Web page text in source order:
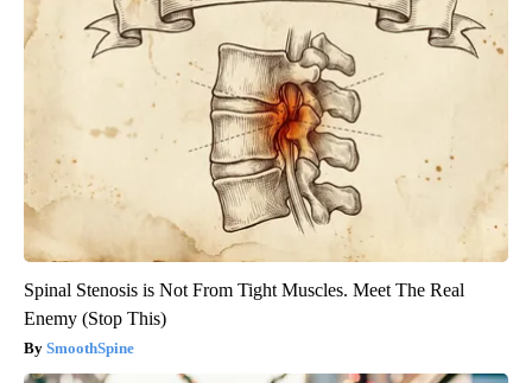
Spinal Stenosis is Not From Tight Muscles. Meet The Real
Enemy (Stop This)
SmoothSpine